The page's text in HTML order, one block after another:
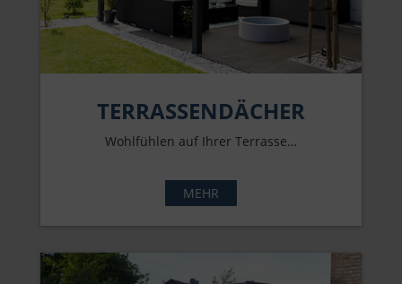
TERRASSENDÄCHER
Wohlfühlen auf Ihrer Terrasse…
MEHR